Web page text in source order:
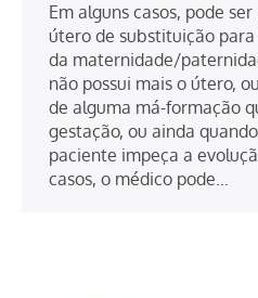
Em alguns casos, pode
útero de substituição
da maternidade/
não possui mais o útero,
de alguma má-formação
gestação, ou ainda
paciente impeça a
casos, o médico pode…